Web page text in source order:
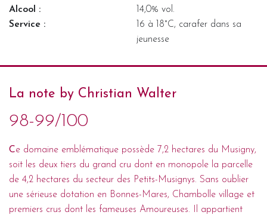
La note by Christian Walter
98-99/100
Ce domaine emblématique possède 7,2 hectares du Musigny,
soit les deux tiers du grand cru dont en monopole la parcelle
de 4,2 hectares du secteur des Petits-Musignys. Sans oublier
une sérieuse dotation en Bonnes-Mares, Chambolle village et
premiers crus dont les fameuses Amoureuses. Il appartient
Alcool :
14,0% vol.
Service :
16 à 18°C, carafer dans sa
jeunesse